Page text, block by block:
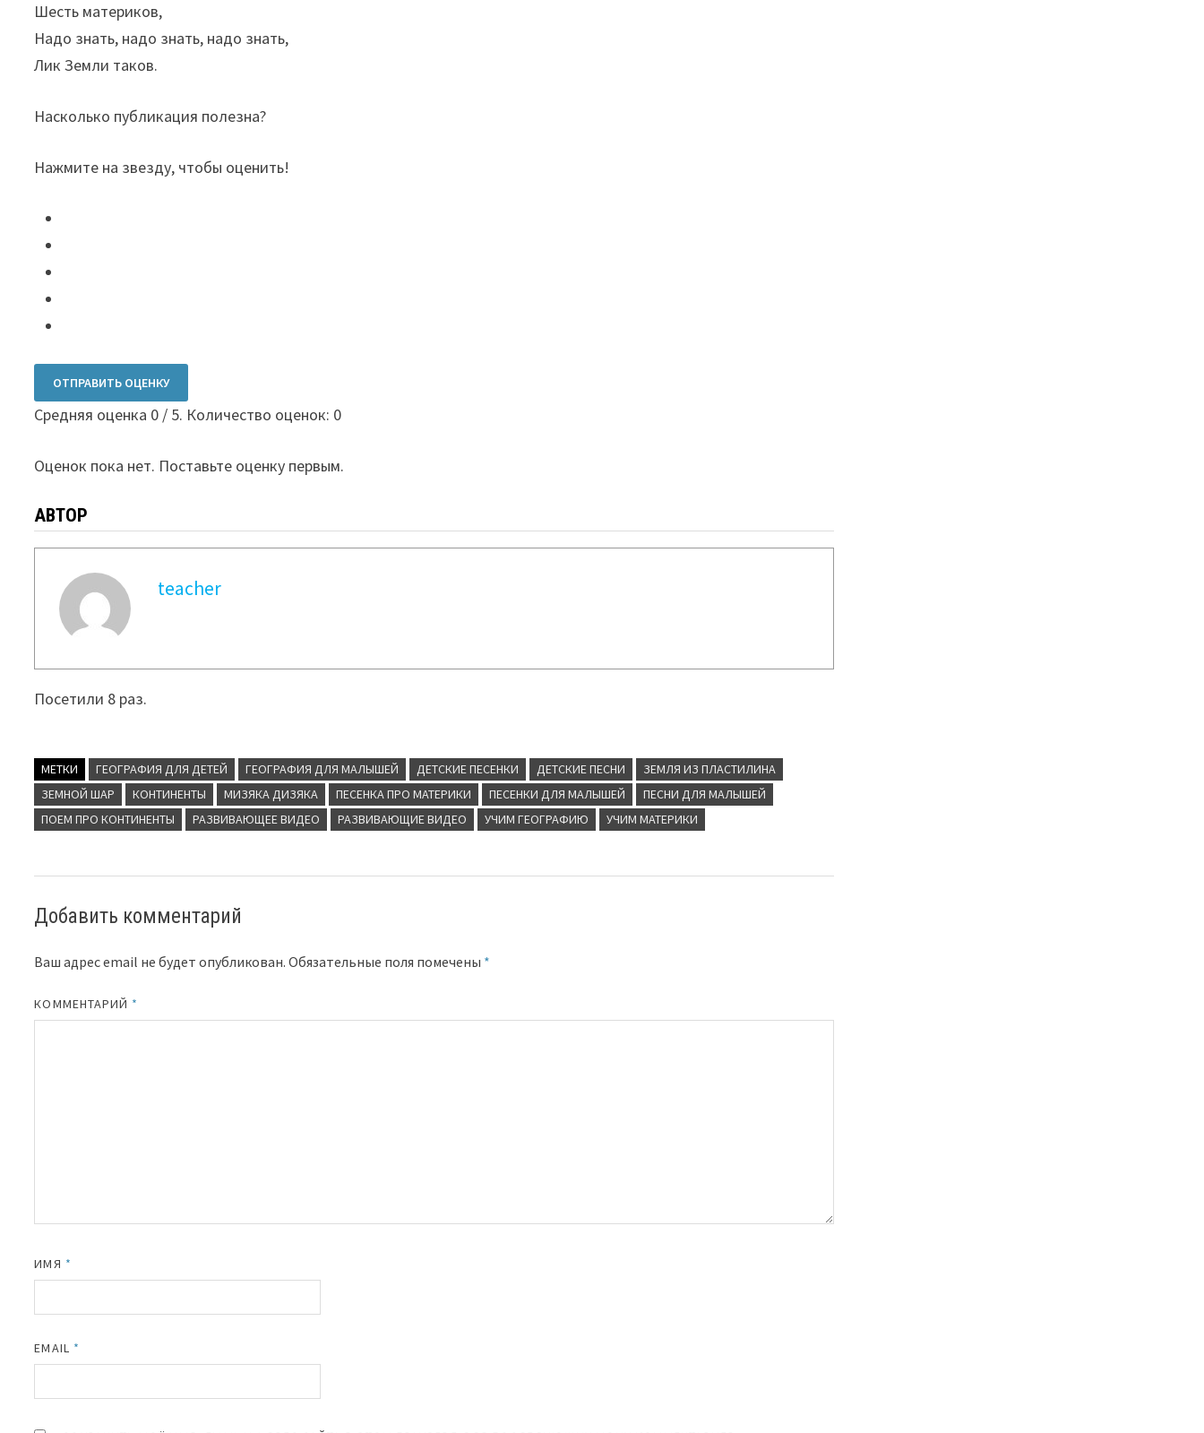
Шесть материков,
Надо знать, надо знать, надо знать,
Лик Земли таков.
Насколько публикация полезна?
Нажмите на звезду, чтобы оценить!
ОТПРАВИТЬ ОЦЕНКУ
Средняя оценка 0 / 5. Количество оценок: 0
Оценок пока нет. Поставьте оценку первым.
АВТОР
teacher
Посетили 8 раз.
МЕТКИ ГЕОГРАФИЯ ДЛЯ ДЕТЕЙ ГЕОГРАФИЯ ДЛЯ МАЛЫШЕЙ ДЕТСКИЕ ПЕСЕНКИ ДЕТСКИЕ ПЕСНИ
ЗЕМЛЯ ИЗ ПЛАСТИЛИНА
ЗЕМНОЙ ШАР
КОНТИНЕНТЫ МИЗЯКА ДИЗЯКА ПЕСЕНКА ПРО МАТЕРИКИ ПЕСЕНКИ ДЛЯ МАЛЫШЕЙ
ПЕСНИ ДЛЯ МАЛЫШЕЙ
ПОЕМ ПРО КОНТИНЕНТЫ
РАЗВИВАЮЩЕЕ ВИДЕО РАЗВИВАЮЩИЕ ВИДЕО УЧИМ ГЕОГРАФИЮ УЧИМ МАТЕРИКИ
Добавить комментарий
Ваш адрес email не будет опубликован. Обязательные поля помечены *
КОММЕНТАРИЙ *
ИМЯ *
EMAIL *